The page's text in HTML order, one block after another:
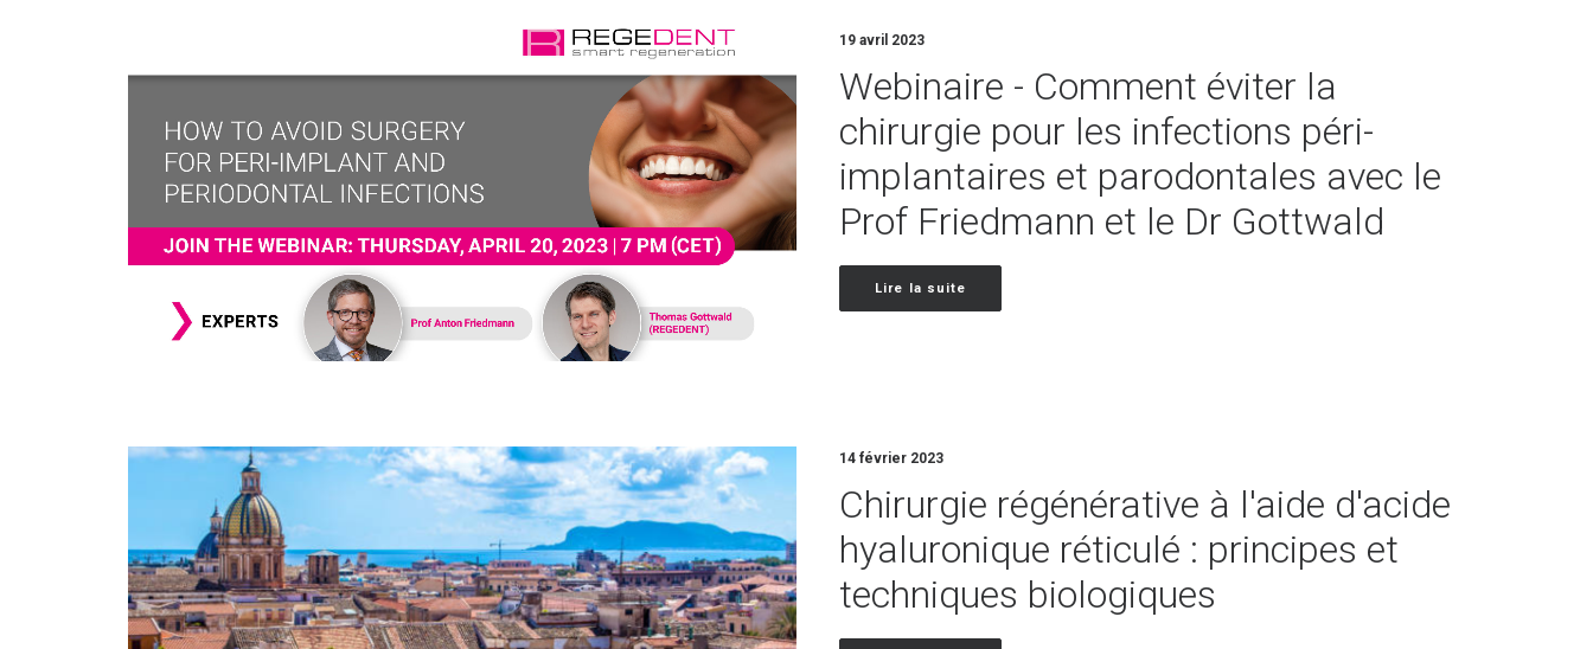
19 avril 2023
Webinaire - Comment éviter la
chirurgie pour les infections péri-
implantaires et parodontales avec le
Prof Friedmann et le Dr Gottwald
Lire la suite
14 février 2023
Chirurgie régénérative à l'aide d'acide
hyaluronique réticulé : principes et
techniques biologiques